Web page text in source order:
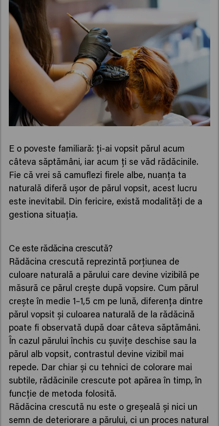
E o poveste familiară: ți-ai vopsit părul acum
câteva săptămâni, iar acum ți se văd rădăcinile.
Fie că vrei să camuflezi firele albe, nuanța ta
naturală diferă ușor de părul vopsit, acest lucru
este inevitabil. Din fericire, există modalități de a
gestiona situația.
Ce este rădăcina crescută?
Rădăcina crescută reprezintă porțiunea de
culoare naturală a părului care devine vizibilă pe
măsură ce părul crește după vopsire. Cum părul
crește în medie 1–1,5 cm pe lună, diferența dintre
părul vopsit și culoarea naturală de la rădăcină
poate fi observată după doar câteva săptămâni.
În cazul părului închis cu șuvițe deschise sau la
părul alb vopsit, contrastul devine vizibil mai
repede. Dar chiar și cu tehnici de colorare mai
subtile, rădăcinile crescute pot apărea în timp, în
funcție de metoda folosită.
Rădăcina crescută nu este o greșeală și nici un
semn de deteriorare a părului, ci un proces natural